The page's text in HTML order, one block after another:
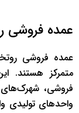
عمده فروشی
عمده فروشی
متمرکز هستند.
فروشی، شهرک‌های
واحدهای تولیدی